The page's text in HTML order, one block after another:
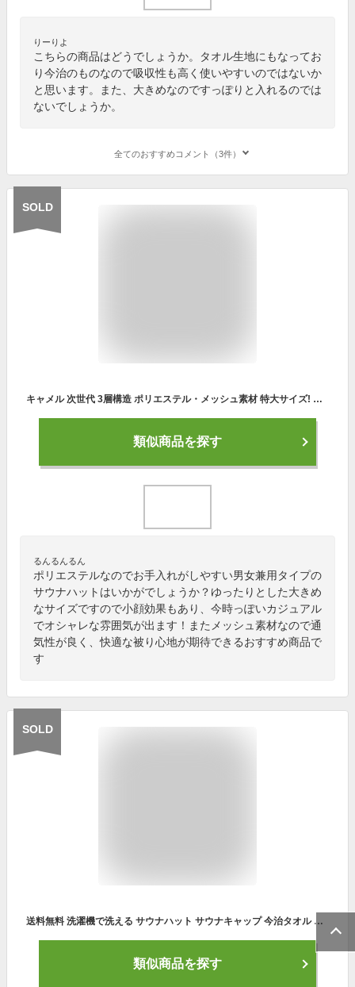
りーりよ
こちらの商品はどうでしょうか。タオル生地にもなってお
り今治のものなので吸収性も高く使いやすいのではないか
と思います。また、大きめなのですっぽりと入れるのでは
ないでしょうか。
全てのおすすめコメント（3件）
SOLD
キャメル 次世代 3層構造 ポリエステル・メッシュ素材 特大サイズ! サウナハット ハンドメイド オリジナル商品 男女兼用 ゆったり
類似商品を探す
るんるんるん
ポリエステルなのでお手入れがしやすい男女兼用タイプの
サウナハットはいかがでしょうか？ゆったりとした大きめ
なサイズですので小顔効果もあり、今時っぽいカジュアル
でオシャレな雰囲気が出ます！またメッシュ素材なので通
気性が良く、快適な被り心地が期待できるおすすめ商品で
す
SOLD
送料無料 洗濯機で洗える サウナハット サウナキャップ 今治タオル 日本製 高品質 抗菌 防臭 抗ウイルス サウナ サ活 キャップ 帽子 ハット 風呂 温泉 旅行 スポーツ アウトドア 洗える 吸水 速乾 ゆったり 綿100％ コットン
類似商品を探す